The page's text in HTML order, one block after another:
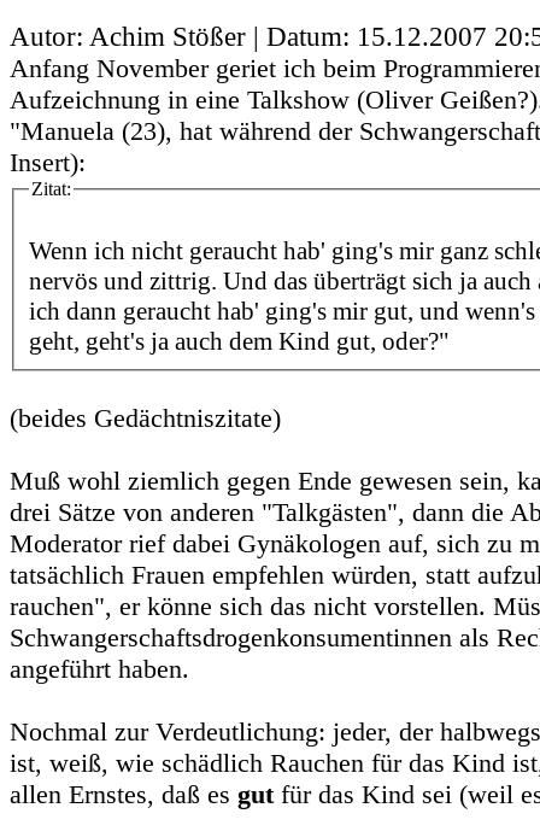
Autor: Achim Stößer | Datum: 15.12.2007
Anfang November geriet ich beim
Aufzeichnung in eine Talkshow (Oliver
"Manuela (23), hat während der
Insert):
Zitat:
Wenn ich nicht geraucht hab' ging's mir ganz
nervös und zittrig. Und das überträgt sich ja
ich dann geraucht hab' ging's mir gut, und
geht, geht's ja auch dem Kind gut, oder?"
(beides Gedächtniszitate)
Muß wohl ziemlich gegen Ende gewesen sein,
drei Sätze von anderen "Talkgästen", dann die
Moderator rief dabei Gynäkologen auf, sich zu
tatsächlich Frauen empfehlen würden, statt
rauchen", er könne sich das nicht vorstellen.
Schwangerschaftsdrogenkonsumentinnen als
angeführt haben.
Nochmal zur Verdeutlichung: jeder, der
ist, weiß, wie schädlich Rauchen für das Kind
allen Ernstes, daß es gutfür das Kind sei (weil